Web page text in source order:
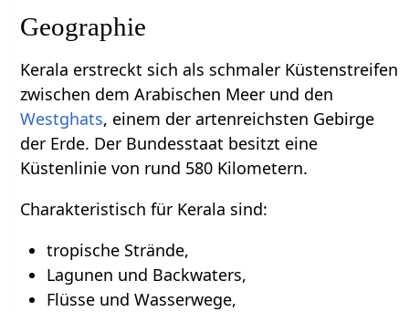
Geographie
Kerala erstreckt sich als schmaler Küstenstreifen
zwischen dem Arabischen Meer und den
Westghats, einem der artenreichsten Gebirge
der Erde. Der Bundesstaat besitzt eine
Küstenlinie von rund 580 Kilometern.
Charakteristisch für Kerala sind:
tropische Strände,
Lagunen und Backwaters,
Flüsse und Wasserwege,